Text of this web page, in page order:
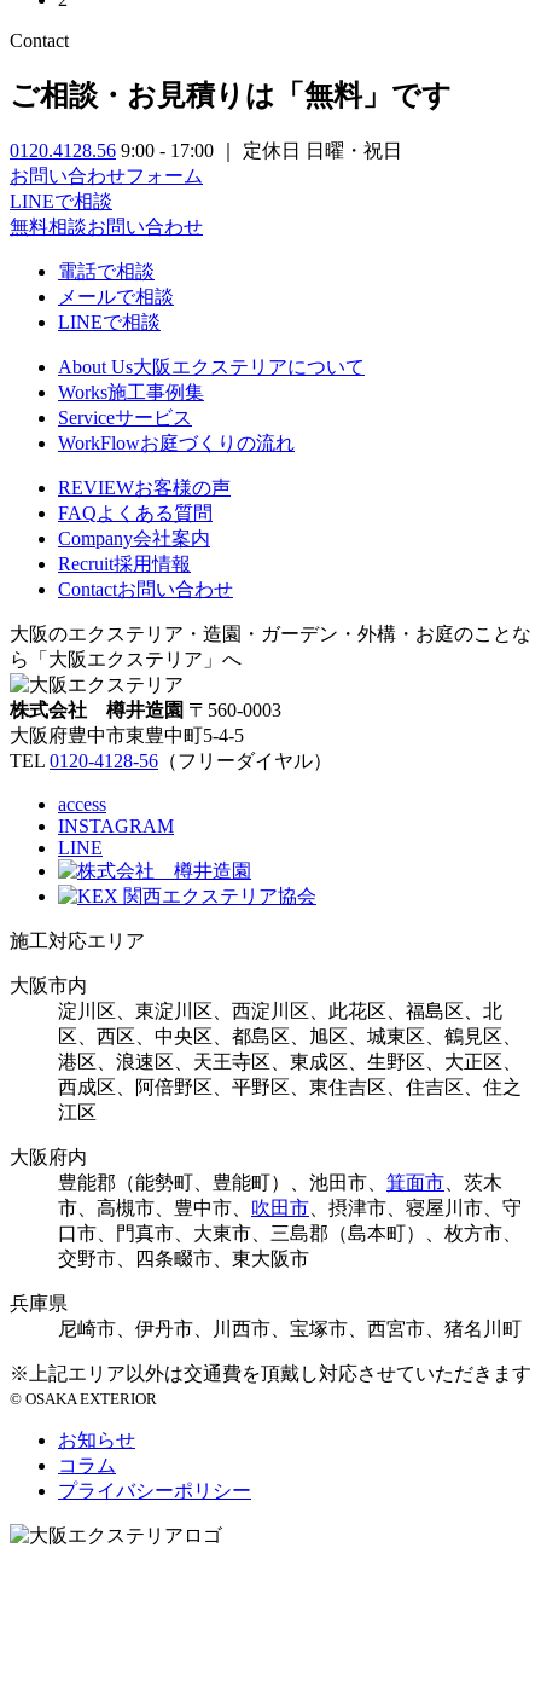
Contact
ご相談・お見積りは「無料」です
0120.4128.56 9:00 - 17:00 ｜ 定休日 日曜・祝日
お問い合わせフォーム
LINEで相談
無料相談お問い合わせ
電話で相談
メールで相談
LINEで相談
About Us大阪エクステリアについて
Works施工事例集
Serviceサービス
WorkFlowお庭づくりの流れ
REVIEWお客様の声
FAQよくある質問
Company会社案内
Recruit採用情報
Contactお問い合わせ
大阪のエクステリア・造園・ガーデン・外構・お庭のことな
ら「大阪エクステリア」へ
株式会社 樽井造園 〒560-0003
大阪府豊中市東豊中町5-4-5
TEL 0120-4128-56 （フリーダイヤル）
access
INSTAGRAM
LINE
施工対応エリア
大阪市内
淀川区、東淀川区、西淀川区、此花区、福島区、北
区、西区、中央区、都島区、旭区、城東区、鶴見区、
港区、浪速区、天王寺区、東成区、生野区、大正区、
西成区、阿倍野区、平野区、東住吉区、住吉区、住之
江区
大阪府内
豊能郡（能勢町、豊能町）、池田市、 箕面市 、茨木
市、高槻市、豊中市、 吹田市 、摂津市、寝屋川市、守
口市、門真市、大東市、三島郡（島本町）、枚方市、
交野市、四条畷市、東大阪市
兵庫県
尼崎市、伊丹市、川西市、宝塚市、西宮市、猪名川町
※上記エリア以外は交通費を頂戴し対応させていただきます
© OSAKA EXTERIOR
お知らせ
コラム
プライバシーポリシー